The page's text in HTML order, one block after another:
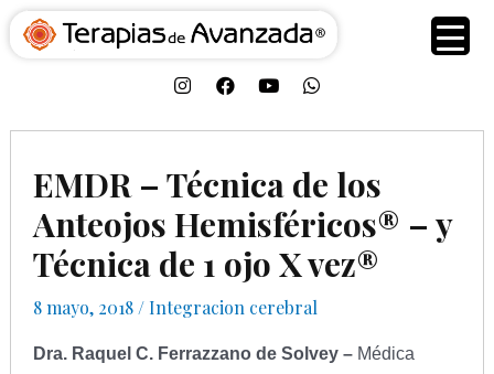
EMDR – Técnica de los
Anteojos Hemisféricos® – y
Técnica de 1 ojo X vez®
8 mayo, 2018 /Integracion cerebral
Dra. Raquel C. Ferrazzano de Solvey – Médica